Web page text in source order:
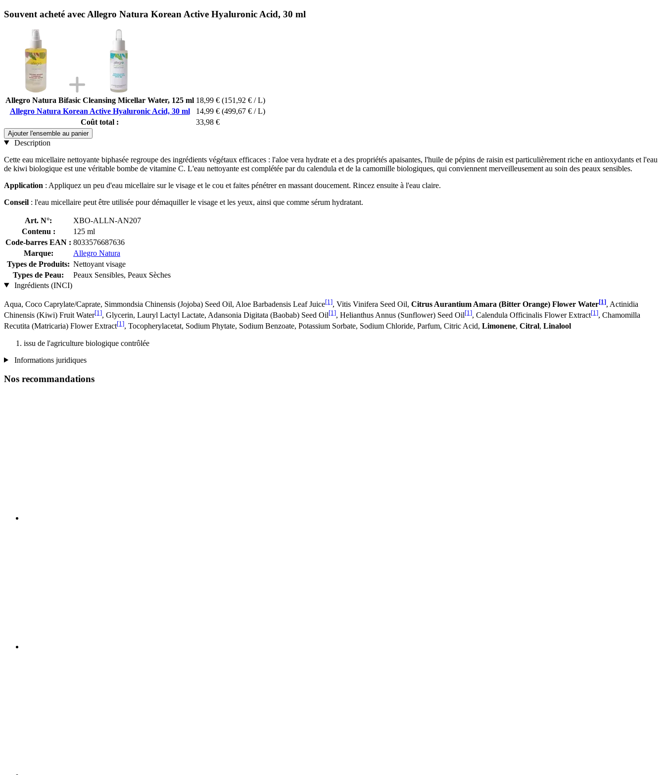
Souvent acheté avec Allegro Natura Korean Active Hyaluronic Acid, 30 ml
Allegro Natura Bifasic Cleansing Micellar Water, 125 ml 18,99 € (151,92 € / L)
Allegro Natura Korean Active Hyaluronic Acid, 30 ml
14,99 € (499,67 € / L)
Coût total :
33,98 €
Ajouter l'ensemble au panier
Description
Cette eau micellaire nettoyante biphasée regroupe des ingrédients végétaux efficaces : l'aloe vera hydrate et a des propriétés apaisantes, l'huile de pépins de raisin est particulièrement riche en antioxydants et l'eau
de kiwi biologique est une véritable bombe de vitamine C. L'eau nettoyante est complétée par du calendula et de la camomille biologiques, qui conviennent merveilleusement au soin des peaux sensibles.
Application : Appliquez un peu d'eau micellaire sur le visage et le cou et faites pénétrer en massant doucement. Rincez ensuite à l'eau claire.
Conseil : l'eau micellaire peut être utilisée pour démaquiller le visage et les yeux, ainsi que comme sérum hydratant.
Art. N°:
XBO-ALLN-AN207
Contenu :
125 ml
Code-barres EAN : 8033576687636
Marque:
Allegro Natura
Types de Produits: Nettoyant visage
Types de Peau:
Peaux Sensibles, Peaux Sèches
Ingrédients (INCI)
Aqua, Coco Caprylate/Caprate, Simmondsia Chinensis (Jojoba) Seed Oil, Aloe Barbadensis Leaf Juice[1], Vitis Vinifera Seed Oil, Citrus Aurantium Amara (Bitter Orange) Flower Water[1], Actinidia
Chinensis (Kiwi) Fruit Water[1], Glycerin, Lauryl Lactyl Lactate, Adansonia Digitata (Baobab) Seed Oil[1], Helianthus Annus (Sunflower) Seed Oil[1], Calendula Officinalis Flower Extract[1], Chamomilla
Recutita (Matricaria) Flower Extract[1], Tocopherylacetat, Sodium Phytate, Sodium Benzoate, Potassium Sorbate, Sodium Chloride, Parfum, Citric Acid, Limonene, Citral, Linalool
issu de l'agriculture biologique contrôlée
Informations juridiques
Nos recommandations